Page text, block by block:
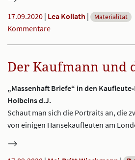
17.09.2020 | Lea Kollath | Materialität
Kommentare
Der Kaufmann und
„Massenhaft Briefe“ in den
Holbeins d.J.
Schaut man sich die Portraits an, die
von einigen Hansekaufleuten am